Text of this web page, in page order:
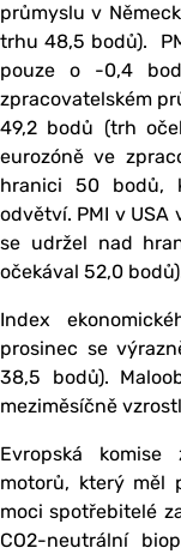
průmyslu v
trhu 48,5 bodů).
pouze o -0,4
zpracovatelském
49,2 bodů (trh
eurozóně ve
hranici 50 bodů,
odvětví. PMI v
se udržel nad
očekával 52,0
Index
prosinec se
38,5 bodů).
meziměsíčně
Evropská
motorů, který měl
moci spotřebitelé
CO2-neutrální